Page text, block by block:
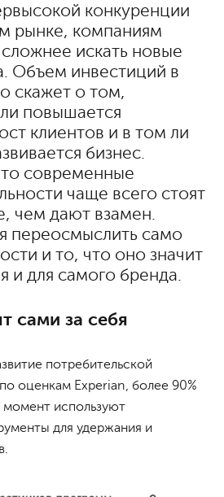
конкуренции
рынке, компаниям
искать новые
Объем инвестиций в
скажет о том,
повышается
клиентов и в том ли
бизнес.
современные
чаще всего стоят
чем дают взамен.
переосмыслить само
и то, что оно значит
и для самого бренда.
сами за себя
потребительской
оценкам Experian, более 90%
используют
для удержания и